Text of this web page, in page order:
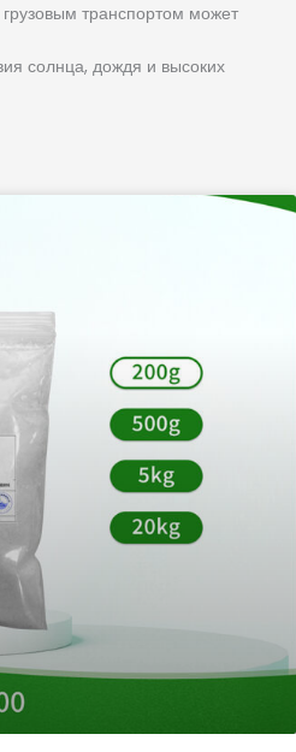
транспортом может
солнца, дождя и высоких